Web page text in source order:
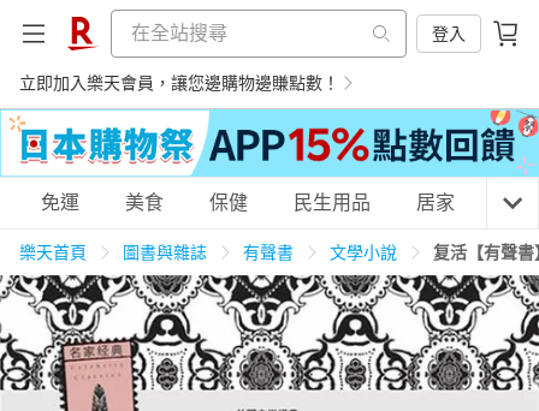
登入
立即加入樂天會員，讓您邊購物邊賺點數！
購物網分類
天天免運 美食蛋糕 養生保健 民生用品
免運 美食 保健 民生用品 居家 3C
樂天首頁 圖書與雜誌 有聲書 文學小說 复活【有聲書